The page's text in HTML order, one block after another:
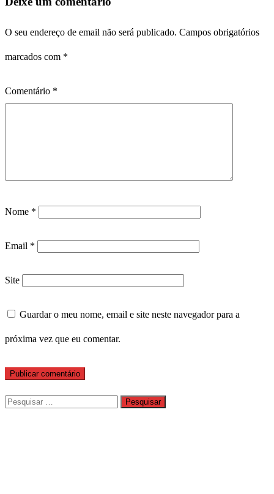
O seu endereço de email não será publicado. Campos obrigatórios
marcados com *
Comentário *
Nome *
Email *
Site
Guardar o meu nome, email e site neste navegador para a
próxima vez que eu comentar.
Pesquisar
por: